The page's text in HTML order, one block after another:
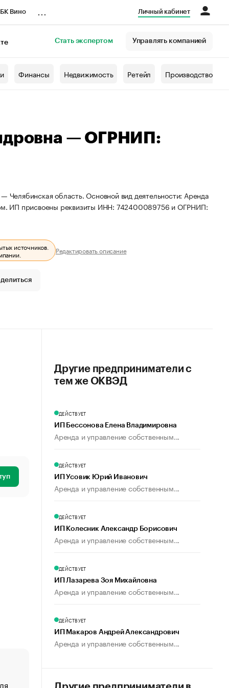
Вино Личный кабинет
Стать экспертом Управлять компанией
Финансы Недвижимость Ретейл Производство
— ОГРНИП:
Челябинская область. Основной вид деятельности: Аренда
ИП присвоены реквизиты ИНН: 742400089756 и ОГРНИП:
источников.
Редактировать описание
«От спорта тело стареет иначе». Как живет глава
Другие предприниматели с
тем же ОКВЭД
ДЕЙСТВУЕТ
ИП Бессонова Елена Владимировна
Аренда и управление собственным...
ДЕЙСТВУЕТ
ИП Усовик Юрий Иванович
Аренда и управление собственным...
ДЕЙСТВУЕТ
ИП Колесник Александр Борисович
Аренда и управление собственным...
ДЕЙСТВУЕТ
ИП Лазарева Зоя Михайловна
Аренда и управление собственным...
ДЕЙСТВУЕТ
ИП Макаров Андрей Александрович
Аренда и управление собственным...